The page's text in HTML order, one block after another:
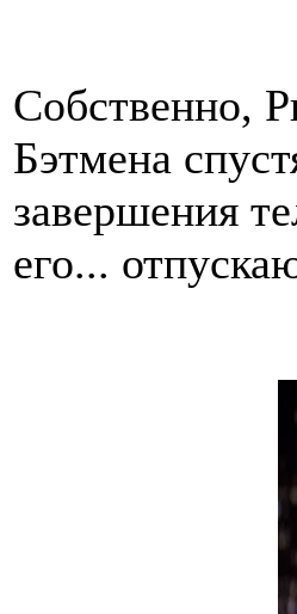
Собственно,
Бэтмена
завершения
его...